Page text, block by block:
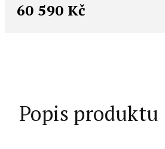
60 590 Kč
Popis produktu